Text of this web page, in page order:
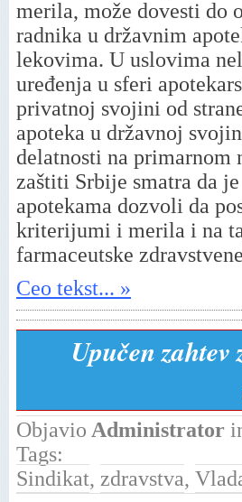
merila, može dovesti do
radnika u državnim
lekovima. U uslovima
uređenja u sferi
privatnoj svojini od
apoteka u državnoj
delatnosti na
zaštiti Srbije smatra da
apotekama dozvoli da
kriterijumi i merila i na
farmaceutske
Ceo tekst... »
Upučen
Objavio Administrator
Tags:
Sindikat, zdravstva,